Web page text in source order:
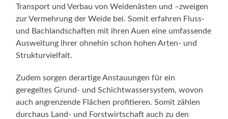
Transport und Verbau von Weidenästen und –zweigen
zur Vermehrung der Weide bei. Somit erfahren Fluss-
und Bachlandschaften mit ihren Auen eine umfassende
Ausweitung ihrer ohnehin schon hohen Arten- und
Strukturvielfalt.
Zudem sorgen derartige Anstauungen für ein
geregeltes Grund- und Schichtwassersystem, wovon
auch angrenzende Flächen profitieren. Somit zählen
durchaus Land- und Forstwirtschaft auch zu den